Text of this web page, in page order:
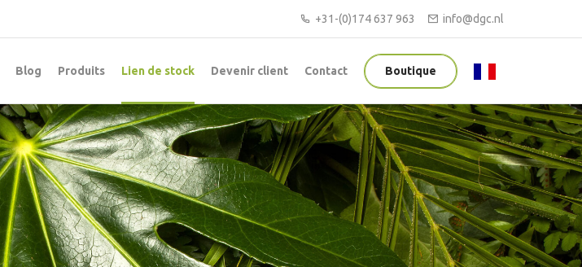
+31-(0)174 637 963 info@dgc.nl
Blog Produits Lien de stock Devenir client Contact Boutique